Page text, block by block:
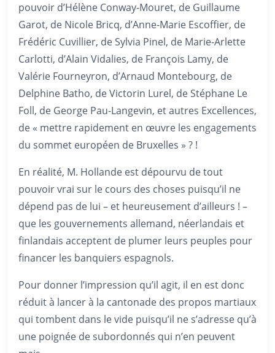
pouvoir d’Hélène Conway-Mouret, de Guillaume
Garot, de Nicole Bricq, d’Anne-Marie Escoffier, de
Frédéric Cuvillier, de Sylvia Pinel, de Marie-Arlette
Carlotti, d’Alain Vidalies, de François Lamy, de
Valérie Fourneyron, d’Arnaud Montebourg, de
Delphine Batho, de Victorin Lurel, de Stéphane Le
Foll, de George Pau-Langevin, et autres Excellences,
de « mettre rapidement en œuvre les engagements
du sommet européen de Bruxelles » ? !
En réalité, M. Hollande est dépourvu de tout
pouvoir vrai sur le cours des choses puisqu’il ne
dépend pas de lui – et heureusement d’ailleurs ! –
que les gouvernements allemand, néerlandais et
finlandais acceptent de plumer leurs peuples pour
financer les banquiers espagnols.
Pour donner l’impression qu’il agit, il en est donc
réduit à lancer à la cantonade des propos martiaux
qui tombent dans le vide puisqu’il ne s’adresse qu’à
une poignée de subordonnés qui n’en peuvent